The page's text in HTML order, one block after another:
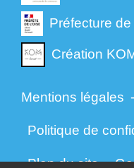
Préfecture
Création
Mentions légales -
Politique de
Plan du site -